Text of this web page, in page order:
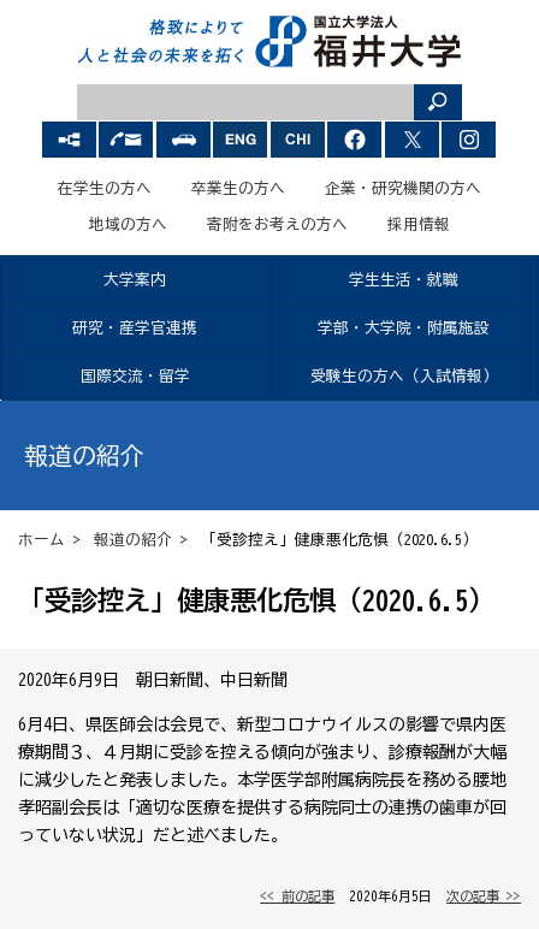
在学生の方へ 卒業生の方へ 企業・研究機関の方へ
地域の方へ 寄附をお考えの方へ 採用情報
大学案内 学生生活・就職
研究・産学官連携 学部・大学院・附属施設
国際交流・留学 受験生の方へ（入試情報）
報道の紹介
ホーム > 報道の紹介 > 「受診控え」健康悪化危惧（2020.6.5）
「受診控え」健康悪化危惧（2020.6.5）
2020年6月9日 朝日新聞、中日新聞
6月4日、県医師会は会見で、新型コロナウイルスの影響で県内医
療期間３、４月期に受診を控える傾向が強まり、診療報酬が大幅
に減少したと発表しました。本学医学部附属病院長を務める腰地
孝昭副会長は「適切な医療を提供する病院同士の連携の歯車が回
っていない状況」だと述べました。
<< 前の記事 │ 2020年6月5日 │次の記事 >>